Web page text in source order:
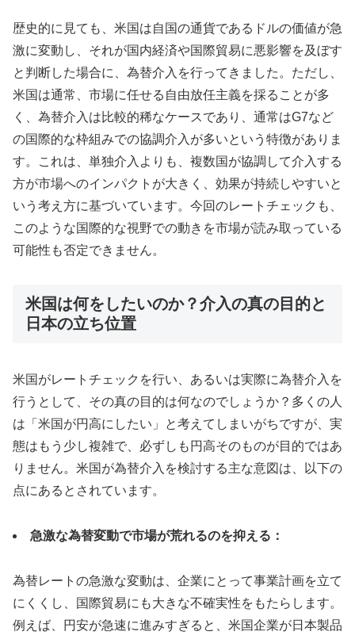
歴史的に見ても、米国は自国の通貨であるドルの価値が急
激に変動し、それが国内経済や国際貿易に悪影響を及ぼす
と判断した場合に、為替介入を行ってきました。ただし、
米国は通常、市場に任せる自由放任主義を採ることが多
く、為替介入は比較的稀なケースであり、通常はG7など
の国際的な枠組みでの協調介入が多いという特徴がありま
す。これは、単独介入よりも、複数国が協調して介入する
方が市場へのインパクトが大きく、効果が持続しやすいと
いう考え方に基づいています。今回のレートチェックも、
このような国際的な視野での動きを市場が読み取っている
可能性も否定できません。
米国は何をしたいのか？介入の真の目的と
日本の立ち位置
米国がレートチェックを行い、あるいは実際に為替介入を
行うとして、その真の目的は何なのでしょうか？多くの人
は「米国が円高にしたい」と考えてしまいがちですが、実
態はもう少し複雑で、必ずしも円高そのものが目的ではあ
りません。米国が為替介入を検討する主な意図は、以下の
点にあるとされています。
急激な為替変動で市場が荒れるのを抑える：
為替レートの急激な変動は、企業にとって事業計画を立て
にくくし、国際貿易にも大きな不確実性をもたらします。
例えば、円安が急速に進みすぎると、米国企業が日本製品